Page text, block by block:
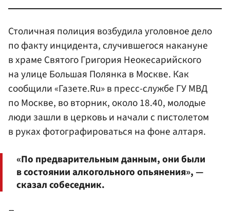
Столичная полиция возбудила уголовное дело
по факту инцидента, случившегося накануне
в храме Святого Григория Неокесарийского
на улице Большая Полянка в Москве. Как
сообщили «Газете.Ru» в пресс-службе ГУ МВД
по Москве, во вторник, около 18.40, молодые
люди зашли в церковь и начали с пистолетом
в руках фотографироваться на фоне алтаря.
«По предварительным данным, они были
в состоянии алкогольного опьянения», —
сказал собеседник.